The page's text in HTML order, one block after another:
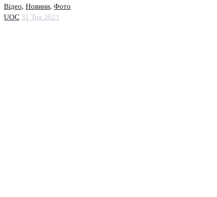
Відео, Новини, Фото
UOC 31 Тра 2021